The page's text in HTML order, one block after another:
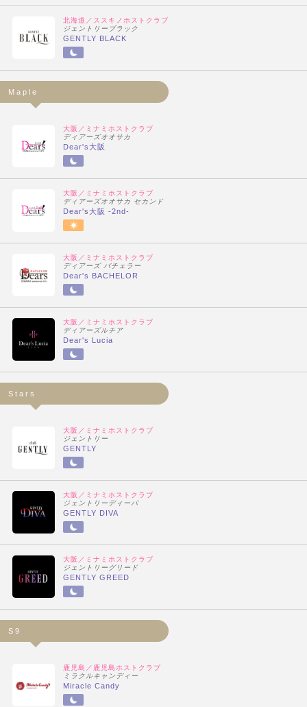
北海道／ススキノホストクラブ
ジェントリーブラック
GENTLY BLACK
Maple
大阪／ミナミホストクラブ
ディアーズオオサカ
Dear's大阪
大阪／ミナミホストクラブ
ディアーズオオサカ セカンド
Dear's大阪 -2nd-
大阪／ミナミホストクラブ
ディアーズ バチェラー
Dear's BACHELOR
大阪／ミナミホストクラブ
ディアーズルチア
Dear's Lucia
Stars
大阪／ミナミホストクラブ
ジェントリー
GENTLY
大阪／ミナミホストクラブ
ジェントリーディーバ
GENTLY DIVA
大阪／ミナミホストクラブ
ジェントリーグリード
GENTLY GREED
S9
鹿児島／鹿児島ホストクラブ
ミラクルキャンディー
Miracle Candy